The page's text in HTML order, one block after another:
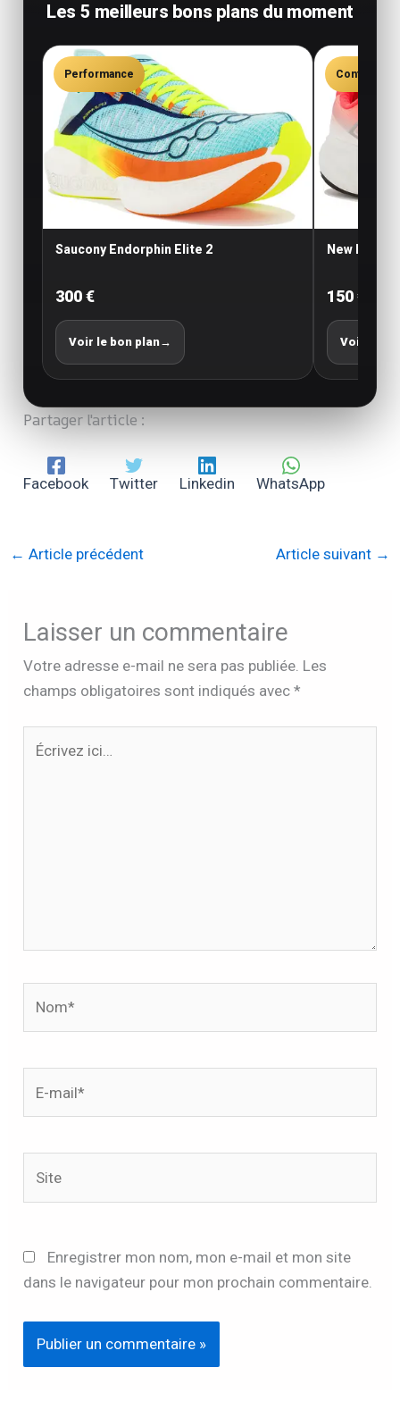
Les 5 meilleurs bons plans du moment
Performance
Saucony Endorphin Elite 2
300 €
Voir le bon plan→
Confort
New
150 €
Voir le
Partager l'article :
Facebook Twitter Linkedin WhatsApp
← Article précédent Article suivant →
Laisser un commentaire
Votre adresse e-mail ne sera pas publiée. Les
champs obligatoires sont indiqués avec*
mail*
Enregistrer mon nom, mon e-mail et mon site
dans le navigateur pour mon prochain commentaire.